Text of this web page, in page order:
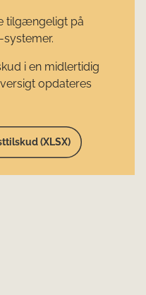
tilgængeligt på
i en midlertidig
opdateres
(XLSX)